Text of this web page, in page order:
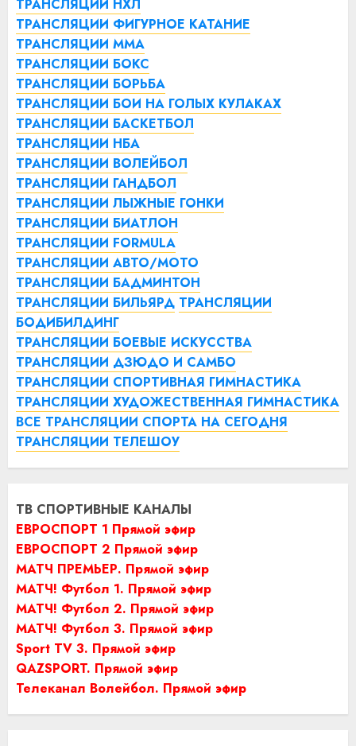
ТРАНСЛЯЦИИ НХЛ
ТРАНСЛЯЦИИ ФИГУРНОЕ КАТАНИЕ
ТРАНСЛЯЦИИ ММА
ТРАНСЛЯЦИИ БОКС
ТРАНСЛЯЦИИ БОРЬБА
ТРАНСЛЯЦИИ БОИ НА ГОЛЫХ КУЛАКАХ
ТРАНСЛЯЦИИ БАСКЕТБОЛ
ТРАНСЛЯЦИИ НБА
ТРАНСЛЯЦИИ ВОЛЕЙБОЛ
ТРАНСЛЯЦИИ ГАНДБОЛ
ТРАНСЛЯЦИИ ЛЫЖНЫЕ ГОНКИ
ТРАНСЛЯЦИИ БИАТЛОН
ТРАНСЛЯЦИИ FORMULA
ТРАНСЛЯЦИИ АВТО/МОТО
ТРАНСЛЯЦИИ БАДМИНТОН
ТРАНСЛЯЦИИ БИЛЬЯРД ТРАНСЛЯЦИИ
БОДИБИЛДИНГ
ТРАНСЛЯЦИИ БОЕВЫЕ ИСКУССТВА
ТРАНСЛЯЦИИ ДЗЮДО И САМБО
ТРАНСЛЯЦИИ СПОРТИВНАЯ ГИМНАСТИКА
ТРАНСЛЯЦИИ ХУДОЖЕСТВЕННАЯ ГИМНАСТИКА
ВСЕ ТРАНСЛЯЦИИ СПОРТА НА СЕГОДНЯ
ТРАНСЛЯЦИИ ТЕЛЕШОУ
ТВ СПОРТИВНЫЕ КАНАЛЫ
ЕВРОСПОРТ 1 Прямой эфир
ЕВРОСПОРТ 2 Прямой эфир
МАТЧ ПРЕМЬЕР. Прямой эфир
МАТЧ! Футбол 1. Прямой эфир
МАТЧ! Футбол 2. Прямой эфир
МАТЧ! Футбол 3. Прямой эфир
Sport TV 3. Прямой эфир
QAZSPORT. Прямой эфир
Телеканал Волейбол. Прямой эфир